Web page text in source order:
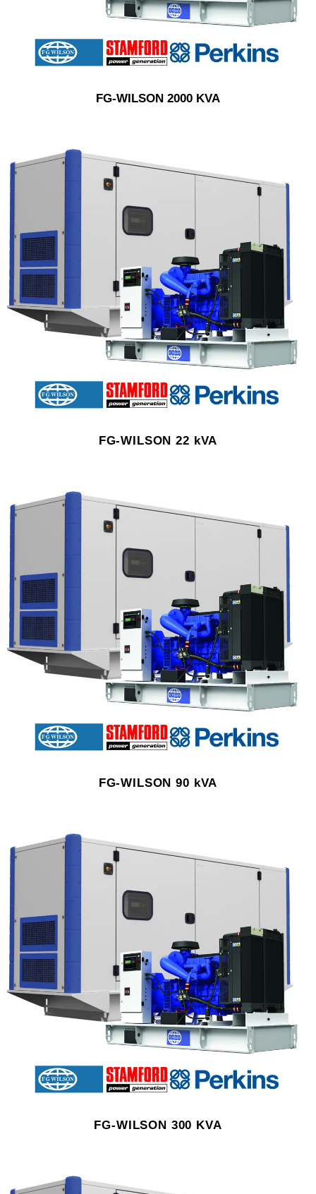
FG-WILSON 2000 KVA
FG-WILSON 22 kVA
FG-WILSON 90 kVA
FG-WILSON 300 KVA